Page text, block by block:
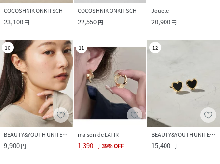
COCOSHNIK ONKITSCH
23,100円
COCOSHNIK ONKITSCH
22,550円
Jouete
20,900円
10
BEAUTY&YOUTH UNITED ARROWS
9,900円
11
maison de LATIR
1,390円 39%OFF
12
BEAUTY&YOUTH UNITED ARROWS
15,400円